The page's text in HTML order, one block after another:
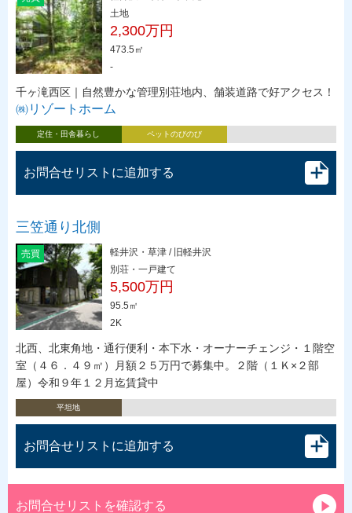
土地
2,300万円
473.5㎡
-
千ヶ滝西区｜自然豊かな管理別荘地内、舗装道路で好アクセス！
㈱リゾートホーム
定住・田舎暮らし ペットのびのび
お問合せリストに追加する
三笠通り北側
売買
軽井沢・草津 / 旧軽井沢
別荘・一戸建て
5,500万円
95.5㎡
2K
北西、北東角地・通行便利・本下水・オーナーチェンジ・１階空
室（４６．４９㎡）月額２５万円で募集中。２階（１Ｋ×２部
屋）令和９年１２月迄賃貸中
平坦地
お問合せリストに追加する
お問合せリストを確認する